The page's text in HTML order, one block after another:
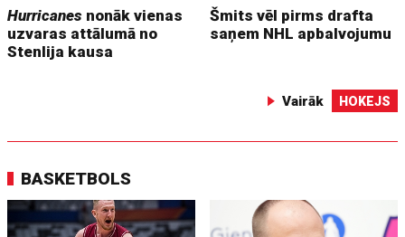
Hurricanes nonāk vienas
uzvaras attālumā no
Stenlija kausa
Šmits vēl pirms drafta
saņem NHL apbalvojumu
Vairāk HOKEJS
BASKETBOLS